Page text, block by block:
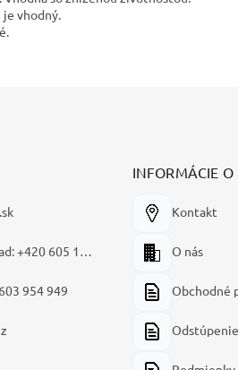
vhodný.
Expedícia a sklad: +420 605 180 144
954 949
INFORMÁCIE
Kontakt
O nás
Obchodné